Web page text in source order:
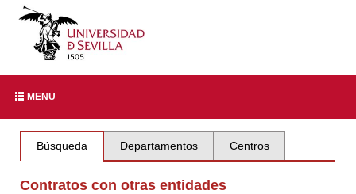
MENU
Búsqueda Departamentos Centros
Contratos con otras entidades